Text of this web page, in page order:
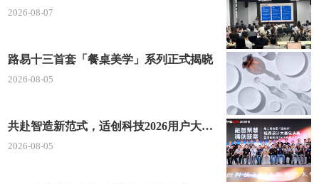
22、沿启明南路行驶750米,左转进入风采路
23、沿风采路行驶730米,过左侧的(邮政大厦)约90
米后,右转进入风度北路
24、沿风度北路行驶410米,到达终点(在道路右侧)
2026-08-07
路易十三首套「餐桌美学」系列正式揭晓
2026-08-05
共赴智造新范式，适创科技2026用户大会将于深圳启幕
2026-08-05